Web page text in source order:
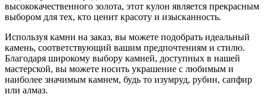
высококачественного золота, этот кулон является прекрасным
выбором для тех, кто ценит красоту и изысканность.
Используя камни на заказ, вы можете подобрать идеальный
камень, соответствующий вашим предпочтениям и стилю.
Благодаря широкому выбору камней, доступных в нашей
мастерской, вы можете носить украшение с любимым и
наиболее значимым камнем, будь то изумруд, рубин, сапфир
или алмаз.